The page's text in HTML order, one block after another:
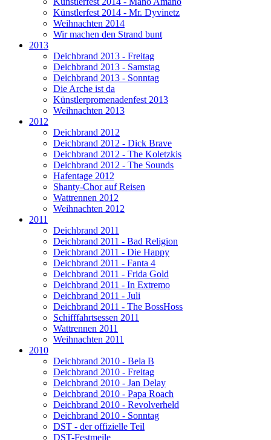
Künstlerfest 2014 - Mr. Dyvinetz
Weihnachten 2014
Wir machen den Strand bunt
2013
Deichbrand 2013 - Freitag
Deichbrand 2013 - Samstag
Deichbrand 2013 - Sonntag
Die Arche ist da
Künstlerpromenadenfest 2013
Weihnachten 2013
2012
Deichbrand 2012
Deichbrand 2012 - Dick Brave
Deichbrand 2012 - The Koletzkis
Deichbrand 2012 - The Sounds
Hafentage 2012
Shanty-Chor auf Reisen
Wattrennen 2012
Weihnachten 2012
2011
Deichbrand 2011
Deichbrand 2011 - Bad Religion
Deichbrand 2011 - Die Happy
Deichbrand 2011 - Fanta 4
Deichbrand 2011 - Frida Gold
Deichbrand 2011 - In Extremo
Deichbrand 2011 - Juli
Deichbrand 2011 - The BossHoss
Schifffahrtsessen 2011
Wattrennen 2011
Weihnachten 2011
2010
Deichbrand 2010 - Bela B
Deichbrand 2010 - Freitag
Deichbrand 2010 - Jan Delay
Deichbrand 2010 - Papa Roach
Deichbrand 2010 - Revolverheld
Deichbrand 2010 - Sonntag
DST - der offizielle Teil
DST-Festmeile